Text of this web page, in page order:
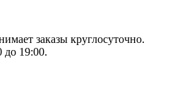
заказы круглосуточно.
до 19:00.